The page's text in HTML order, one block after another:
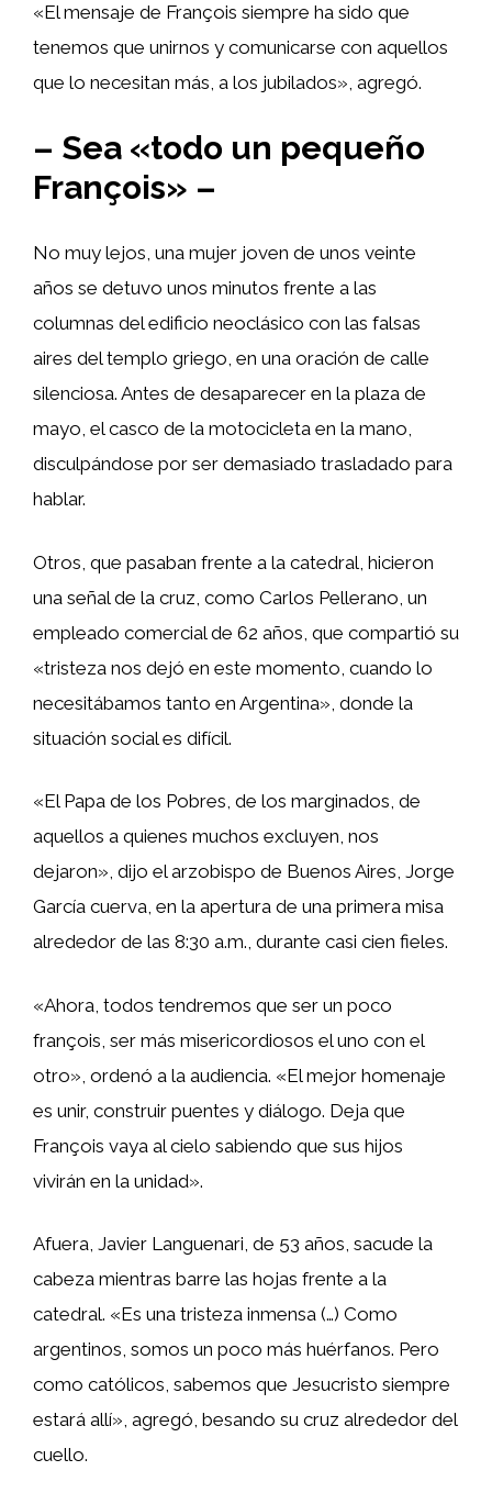
«El mensaje de François siempre ha sido que
tenemos que unirnos y comunicarse con aquellos
que lo necesitan más, a los jubilados», agregó.
– Sea «todo un pequeño
François» –
No muy lejos, una mujer joven de unos veinte
años se detuvo unos minutos frente a las
columnas del edificio neoclásico con las falsas
aires del templo griego, en una oración de calle
silenciosa. Antes de desaparecer en la plaza de
mayo, el casco de la motocicleta en la mano,
disculpándose por ser demasiado trasladado para
hablar.
Otros, que pasaban frente a la catedral, hicieron
una señal de la cruz, como Carlos Pellerano, un
empleado comercial de 62 años, que compartió su
«tristeza nos dejó en este momento, cuando lo
necesitábamos tanto en Argentina», donde la
situación social es difícil.
«El Papa de los Pobres, de los marginados, de
aquellos a quienes muchos excluyen, nos
dejaron», dijo el arzobispo de Buenos Aires, Jorge
García cuerva, en la apertura de una primera misa
alrededor de las 8:30 a.m., durante casi cien fieles.
«Ahora, todos tendremos que ser un poco
françois, ser más misericordiosos el uno con el
otro», ordenó a la audiencia. «El mejor homenaje
es unir, construir puentes y diálogo. Deja que
François vaya al cielo sabiendo que sus hijos
vivirán en la unidad».
Afuera, Javier Languenari, de 53 años, sacude la
cabeza mientras barre las hojas frente a la
catedral. «Es una tristeza inmensa (…) Como
argentinos, somos un poco más huérfanos. Pero
como católicos, sabemos que Jesucristo siempre
estará allí», agregó, besando su cruz alrededor del
cuello.